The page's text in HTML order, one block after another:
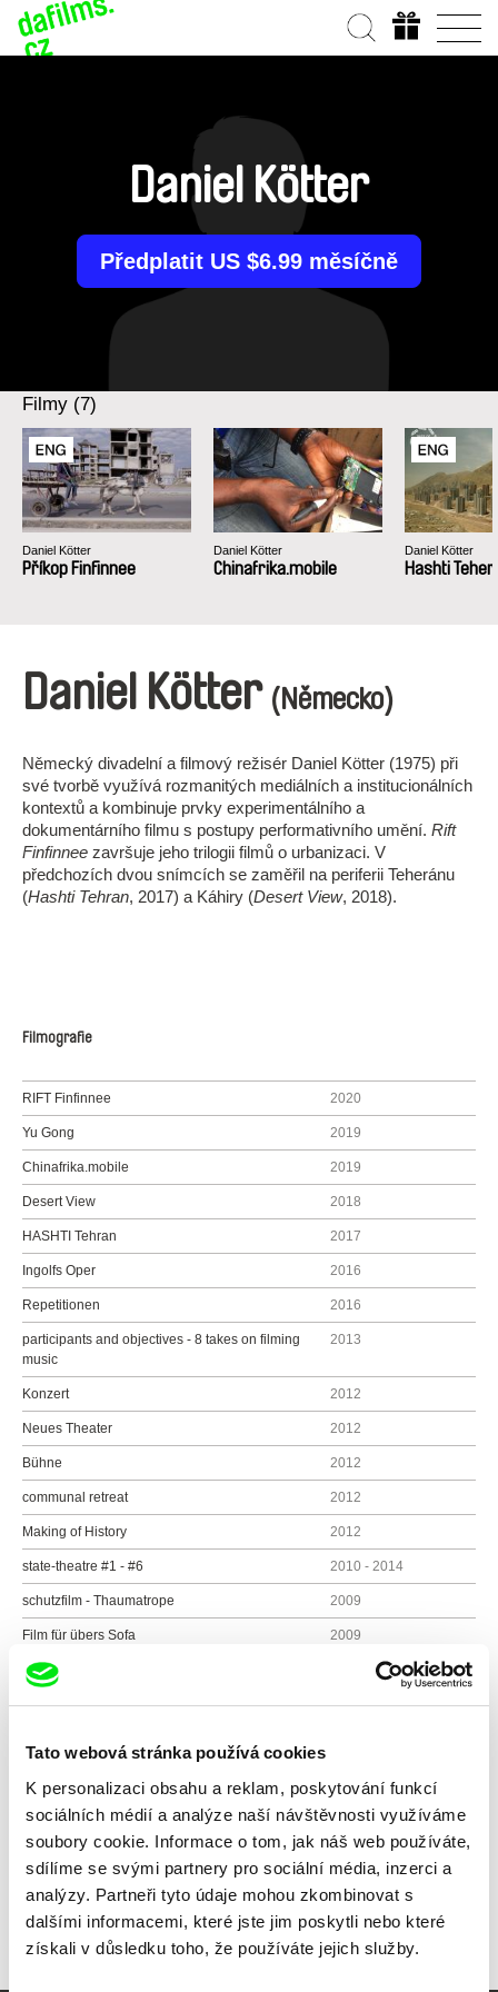
Tato webová stránka používá cookies
K personalizaci obsahu a reklam, poskytování funkcí
sociálních médií a analýze naší návštěvnosti využíváme
soubory cookie. Informace o tom, jak náš web používáte,
sdílíme se svými partnery pro sociální média, inzerci a
analýzy. Partneři tyto údaje mohou zkombinovat s
dalšími informacemi, které jste jim poskytli nebo které
získali v důsledku toho, že používáte jejich služby.
Daniel Kötter
Předplatit US $6.99 měsíčně
Filmy (7)
Daniel Kötter
Příkop Finfinnee
Daniel Kötter
Chinafrika.mobile
Daniel Kötter
Hashti
Daniel Kötter (Německo)
Německý divadelní a filmový režisér Daniel Kötter (1975) při
své tvorbě využívá rozmanitých mediálních a institucionálních
kontextů a kombinuje prvky experimentálního a
dokumentárního filmu s postupy performativního umění. Rift
Finfinnee završuje jeho trilogii filmů o urbanizaci. V
předchozích dvou snímcích se zaměřil na periferii Teheránu
(Hashti Tehran, 2017) a Káhiry (Desert View, 2018).
Filmografie
RIFT Finfinnee 2020
Yu Gong 2019
Chinafrika.mobile 2019
Desert View 2018
HASHTI Tehran 2017
Ingolfs Oper 2016
Repetitionen 2016
participants and objectives - 8 takes on filming
music
2013
Konzert 2012
Neues Theater 2012
Bühne 2012
communal retreat 2012
Making of History 2012
state-theatre #1 - #6 2010 - 2014
schutzfilm - Thaumatrope 2009
Film für übers Sofa 2009
side effect
Ein Kinderspiel 2009
Všichni režiséři